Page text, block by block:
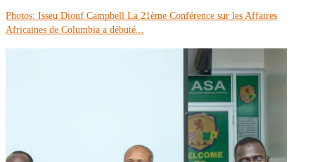
Photos: Isseu Diouf Campbell La 21ème Conférence sur les Affaires
Africaines de Columbia a débuté...